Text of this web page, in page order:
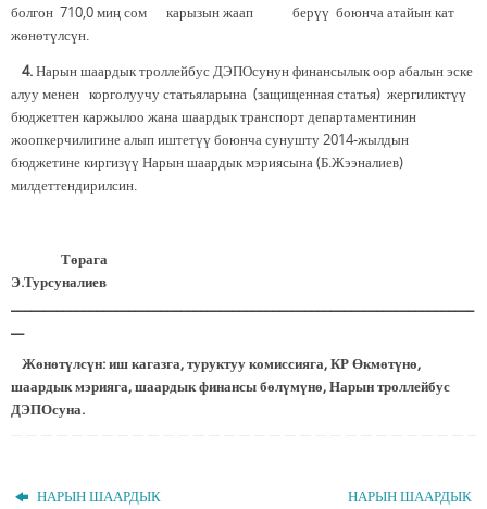
болгон 710,0 миң сом карызын жаап берүү боюнча атайын кат
жөнөтүлсүн.
4.Нарын шаардык троллейбус ДЭПОсунун финансылык оор абалын эске
алуу менен корголуучу статьяларына (защищенная статья) жергиликтүү
бюджеттен каржылоо жана шаардык транспорт департаментинин
жоопкерчилигине алып иштетүү боюнча сунушту 2014-жылдын
бюджетине киргизүү Нарын шаардык мэриясына (Б.Жээналиев)
милдеттендирилсин.
Төрага
Э.Турсуналиев
Жөнөтүлсүн: иш кагазга, туруктуу комиссияга, КР Өкмөтүнө,
шаардык мэрияга, шаардык финансы бөлүмүнө, Нарын троллейбус
ДЭПОсуна.
НАРЫН ШААРДЫК
НАРЫН ШААРДЫК